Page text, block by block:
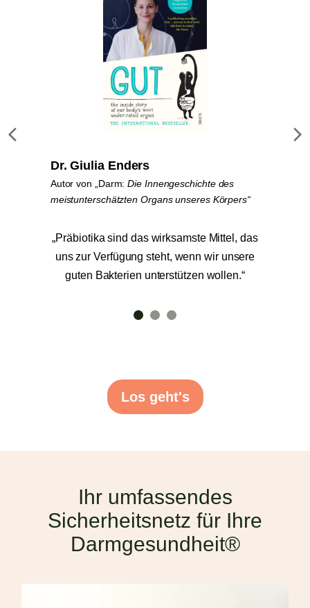
Dr. Giulia Enders
Autor von „Darm:Die Innengeschichte des
meistunterschätzten Organs unseres Körpers“
„Präbiotika sind das wirksamste Mittel, das
uns zur Verfügung steht, wenn wir unsere
guten Bakterien unterstützen wollen.“
Los geht's
Ihr umfassendes
Sicherheitsnetz für Ihre
Darmgesundheit®